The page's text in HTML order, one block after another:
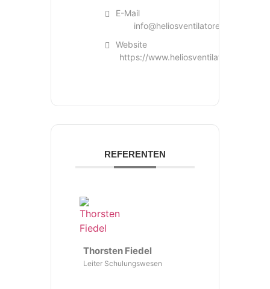
E-Mail
info@heliosventilatoren.de
Website
https://www.heliosventilatoren.de
REFERENTEN
Thorsten Fiedel
Leiter Schulungswesen